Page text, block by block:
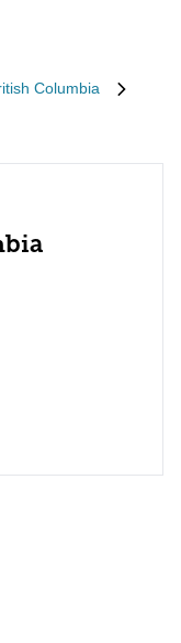
Columbia